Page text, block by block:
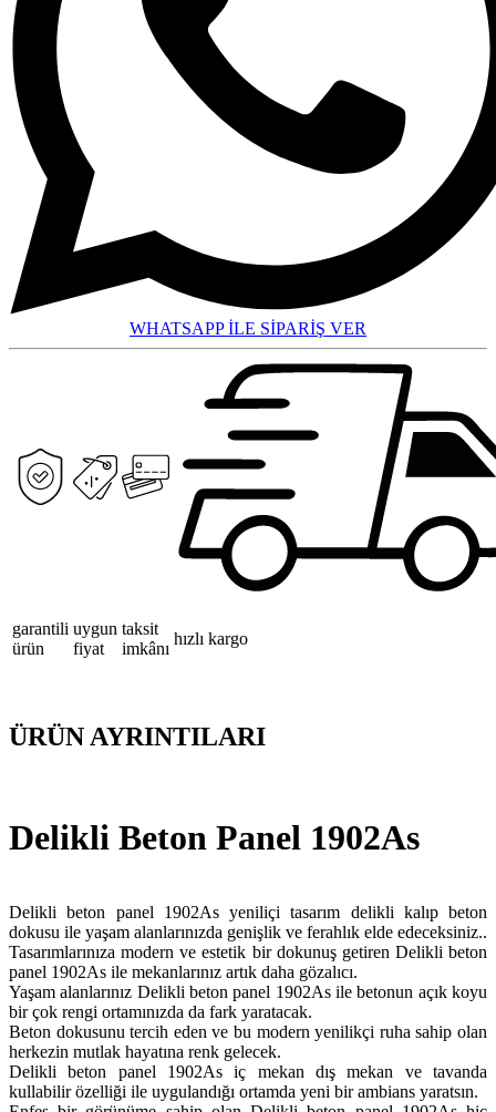
WHATSAPP İLE SİPARİŞ VER
garantili
ürün
uygun
fiyat
taksit
imkânı
hızlı kargo
ÜRÜN AYRINTILARI
Delikli Beton Panel 1902As
Delikli beton panel 1902As yeniliçi tasarım delikli kalıp beton
dokusu ile yaşam alanlarınızda genişlik ve ferahlık elde edeceksiniz..
Tasarımlarınıza modern ve estetik bir dokunuş getiren Delikli beton
panel 1902As ile mekanlarınız artık daha gözalıcı.
Yaşam alanlarınız Delikli beton panel 1902As ile betonun açık koyu
bir çok rengi ortamınızda da fark yaratacak.
Beton dokusunu tercih eden ve bu modern yenilikçi ruha sahip olan
herkezin mutlak hayatına renk gelecek.
Delikli beton panel 1902As iç mekan dış mekan ve tavanda
kullabilir özelliği ile uygulandığı ortamda yeni bir ambians yaratsın.